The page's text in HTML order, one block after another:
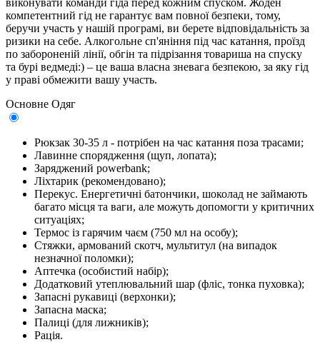
компетентний гід не гарантує вам повної безпеки, тому,
беручи участь у нашій програмі, ви берете відповідальність за
ризики на себе. Алкогольне сп'яніння під час катання, проїзд
по забороненій лінії, обгін та підрізання товариша на спуску
та бурі ведмеді:) – це ваша власна зневага безпекою, за яку гід
у праві обмежити вашу участь.
Основне Одяг
Рюкзак 30-35 л - потрібен на час катання поза трасами;
Лавинне спорядження (щуп, лопата);
Заряджений powerbank;
Ліхтарик (рекомендовано);
Перекус. Енергетичні батончики, шоколад не займають
багато місця та ваги, але можуть допомогти у критичних
ситуаціях;
Термос із гарячим чаєм (750 мл на особу);
Стяжки, армований скотч, мультитул (на випадок
незначної поломки);
Аптечка (особистий набір);
Додатковий утеплювальний шар (фліс, тонка пуховка);
Запасні рукавиці (верхонки);
Запасна маска;
Палиці (для лижників);
Рація.